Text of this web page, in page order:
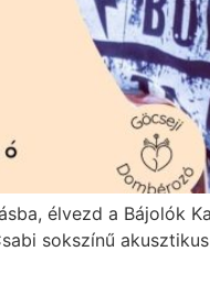
élvezd a Bájolók
sokszínű